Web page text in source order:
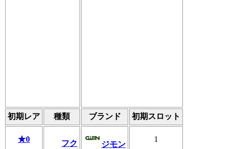
初期レア 種類 ブランド 初期スロット
★0 フク ジモン
1